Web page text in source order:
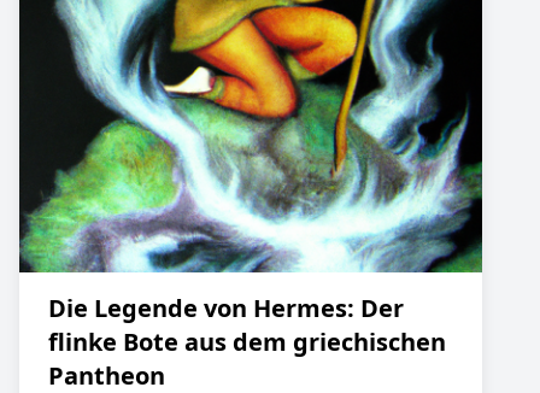
Die Legende von Hermes: Der
flinke Bote aus dem griechischen
Pantheon